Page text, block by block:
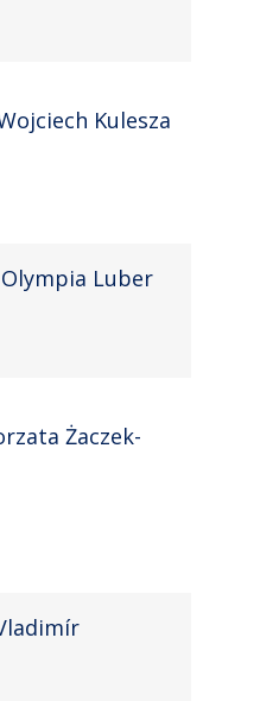
Kulesza
Luber
Żaczek-